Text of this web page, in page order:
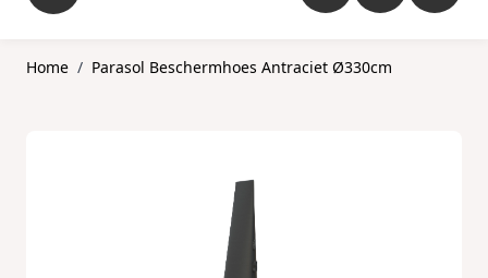
Home / Parasol Beschermhoes Antraciet Ø330cm